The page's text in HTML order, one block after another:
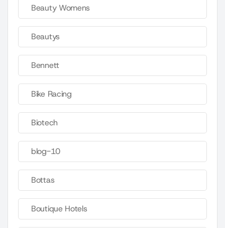
Beauty Womens
Beautys
Bennett
Bike Racing
Biotech
blog-10
Bottas
Boutique Hotels